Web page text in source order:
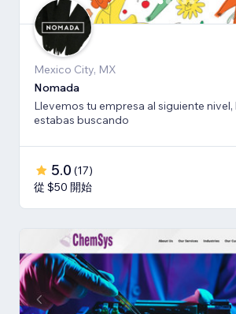
Mexico City, MX
Nomada
Llevemos tu empresa al siguiente nivel,
estabas buscando
5.0 (17)
從 $50 開始